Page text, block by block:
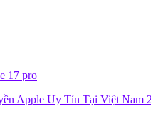
Apple Uy Tín Tại Việt Nam